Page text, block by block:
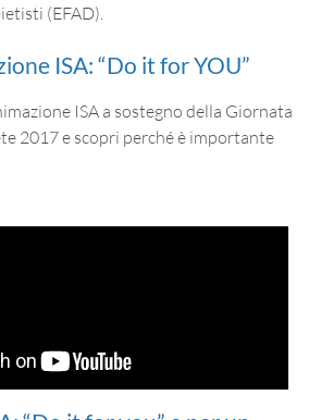
(EFAD).
ISA: “Do it for YOU”
ISA a sostegno della Giornata
2017 e scopri perché è importante